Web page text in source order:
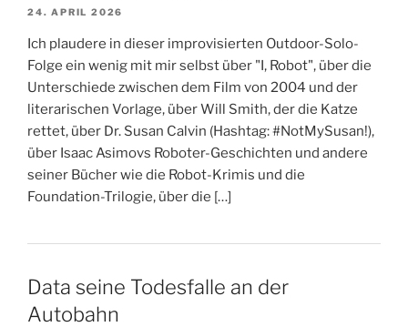
24. APRIL 2026
Ich plaudere in dieser improvisierten Outdoor-Solo-
Folge ein wenig mit mir selbst über "I, Robot", über die
Unterschiede zwischen dem Film von 2004 und der
literarischen Vorlage, über Will Smith, der die Katze
rettet, über Dr. Susan Calvin (Hashtag: #NotMySusan!),
über Isaac Asimovs Roboter-Geschichten und andere
seiner Bücher wie die Robot-Krimis und die
Foundation-Trilogie, über die […]
Data seine Todesfalle an der
Autobahn